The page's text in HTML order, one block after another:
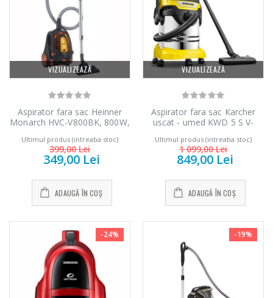
VIZUALIZEAZĂ
Aspirator fara sac Heinner
Monarch HVC-V800BK, 800W,
tija telescopica din metal,
accesorii 2 in 1, perie
canapea, negru/orange
Ultimul produs (intreaba stoc)
399,00 Lei
349,00 Lei
ADAUGĂ ÎN COȘ
VIZUALIZEAZĂ
Aspirator fara sac Karcher
uscat - umed KWD 5 S V-
Galben
Ultimul produs (intreaba stoc)
1 099,00 Lei
849,00 Lei
ADAUGĂ ÎN COȘ
-24% -19%
Fierbator electric
cu filtru ...
89,00 Lei
carne Bosch ...
549,00 Lei
Masina de tocat
...
199,00 Lei
-18%
Mixer vertical
Heinner HHB-
DC1000SSBK ...
139,00 Lei
bucatarie Heinner
Robot de
...
299,00 Lei